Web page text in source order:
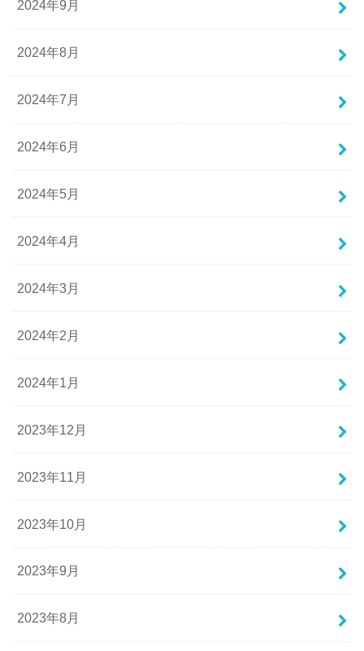
2024年9月
2024年8月
2024年7月
2024年6月
2024年5月
2024年4月
2024年3月
2024年2月
2024年1月
2023年12月
2023年11月
2023年10月
2023年9月
2023年8月